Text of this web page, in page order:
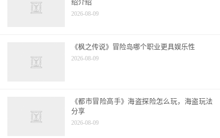
绍介绍
2026-08-09
《枫之传说》冒险岛哪个职业更具娱乐性
2026-08-09
《都市冒险高手》海盗探险怎么玩，海盗玩法
分享
2026-08-09